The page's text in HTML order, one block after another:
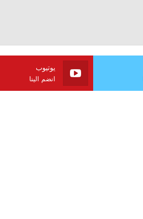
يوتيوب
انضم الينا